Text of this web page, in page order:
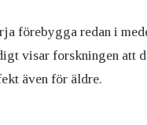
förebygga redan i
visar forskningen att
även för äldre.